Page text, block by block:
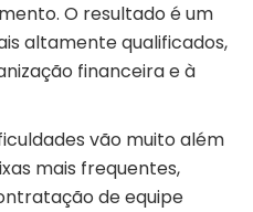
O resultado é um
altamente qualificados,
financeira e à
vão muito além
mais frequentes,
de equipe